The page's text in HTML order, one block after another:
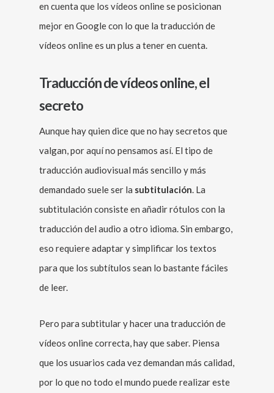
en cuenta que los vídeos online se posicionan
mejor en Google con lo que la traducción de
vídeos online es un plus a tener en cuenta.
Traducción de vídeos online, el
secreto
Aunque hay quien dice que no hay secretos que
valgan, por aquí no pensamos así. El tipo de
traducción audiovisual más sencillo y más
demandado suele ser la subtitulación. La
subtitulación consiste en añadir rótulos con la
traducción del audio a otro idioma. Sin embargo,
eso requiere adaptar y simplificar los textos
para que los subtítulos sean lo bastante fáciles
de leer.
Pero para subtitular y hacer una traducción de
vídeos online correcta, hay que saber. Piensa
que los usuarios cada vez demandan más calidad,
por lo que no todo el mundo puede realizar este